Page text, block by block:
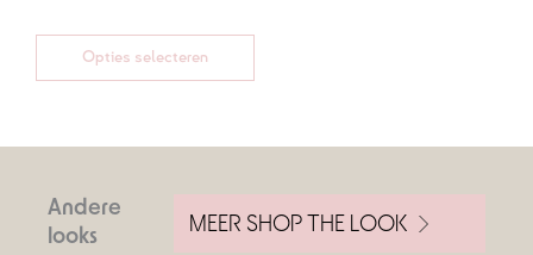
Opties selecteren
Andere
looks
MEER SHOP THE LOOK